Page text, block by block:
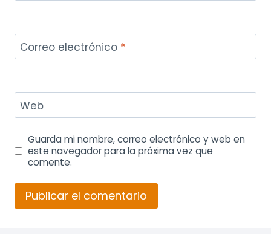
Correo electrónico *
Web
Guarda mi nombre, correo electrónico y web en
este navegador para la próxima vez que
comente.